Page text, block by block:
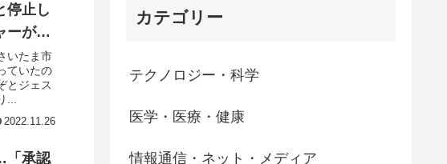
停止し
ーが。
り出し
いたま市
ていたの
とジェス
2022.11.26
「承認
カテゴリー
テクノロジー・科学
医学・医療・健康
情報通信・ネット・メディア